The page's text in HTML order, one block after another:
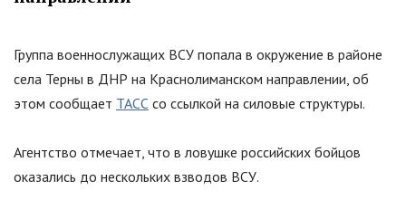
Группа военнослужащих ВСУ попала в окружение в районе
села Терны в ДНР на Краснолиманском направлении, об
этом сообщает ТАСС со ссылкой на силовые структуры.
Агентство отмечает, что в ловушке российских бойцов
оказались до нескольких взводов ВСУ.